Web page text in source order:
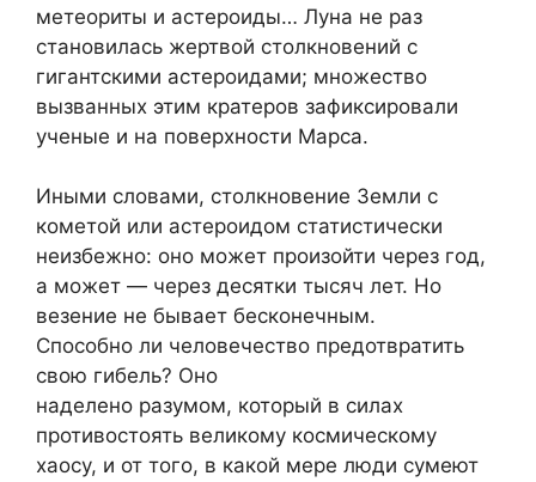
метеориты и астероиды… Луна не раз
становилась жертвой столкновений с
гигантскими астероидами; множество
вызванных этим кратеров зафиксировали
ученые и на поверхности Марса.
Иными словами, столкновение Земли с
кометой или астероидом статистически
неизбежно: оно может произойти через год,
а может — через десятки тысяч лет. Но
везение не бывает бесконечным.
Способно ли человечество предотвратить
свою гибель? Оно
наделено разумом, который в силах
противостоять великому космическому
хаосу, и от того, в какой мере люди сумеют